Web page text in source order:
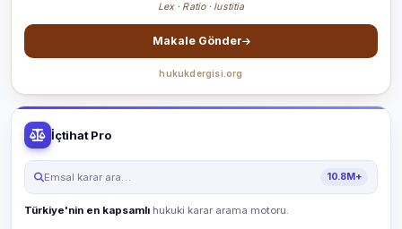
Lex · Ratio · Iustitia
Makale Gönder
hukukdergisi.org
İçtihat Pro
Emsal karar ara… 10.8M+
Türkiye'nin en kapsamlı hukuki karar arama motoru.